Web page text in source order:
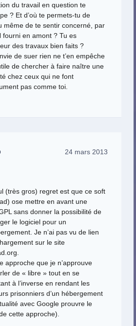
du travail en question te
? Et d’où te permets-tu de
même de te sentir concerné, par
fourni en amont ? Tu es
des travaux bien faits ?
de suer rien ne t’en empêche
de chercher à faire naître une
chez ceux qui ne font
pas comme toi.
24 mars 2013
(très gros) regret est que ce soft
ose mettre en avant une
sans donner la possibilité de
le logiciel pour un
Je n’ai pas vu de lien
sur le site
approche que je n’approuve
de « libre » tout en se
à l’inverse en rendant les
prisonniers d’un hébergement
avec Google prouvre le
cette approche).